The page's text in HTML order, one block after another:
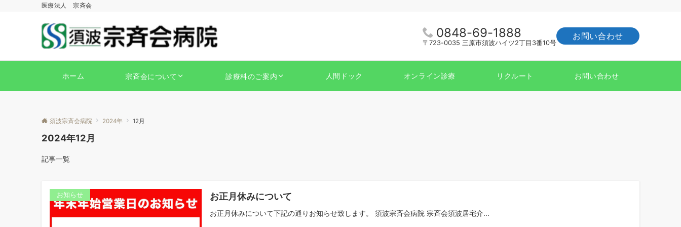
医療法人 宗斉会
0848-69-1888
〒723-0035 三原市須波ハイツ2丁目3番10号
お問い合わせ
ホーム 宗斉会について 診療科のご案内 人間ドック オンライン診療 リクルート お問い合わせ
須波宗斉会病院 2024年 12月
2024年12月
記事一覧
お知らせ お正月休みについて
お正月休みについて下記の通りお知らせ致します。 須波宗斉会病院 宗斉会須波居宅介...